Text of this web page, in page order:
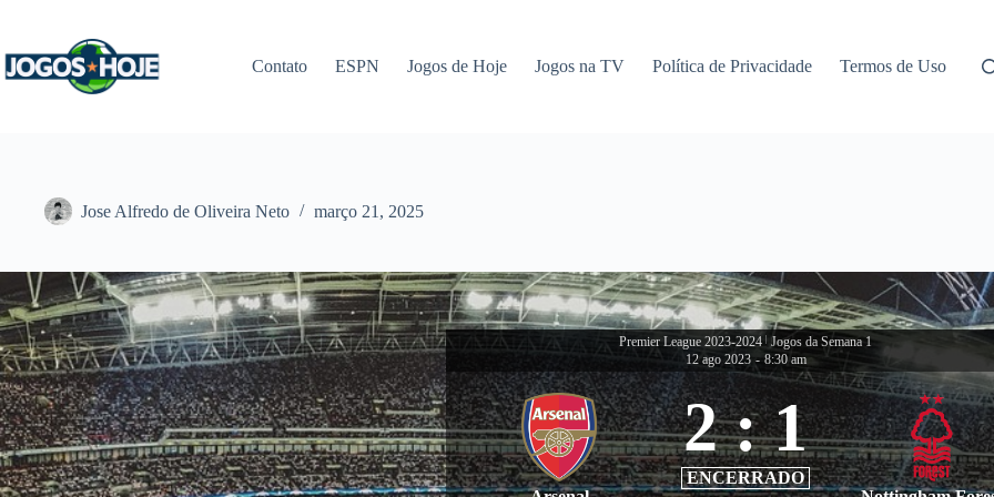
conteúdo
Contato ESPN Jogos de Hoje Jogos na TV Política de Privacidade Termos de Uso
Jose Alfredo de Oliveira Neto março 21, 2025
Premier League 2023-2024 Jogos da Semana 1
12 ago 2023 - 8:30 am
2 : 1
ENCERRADO